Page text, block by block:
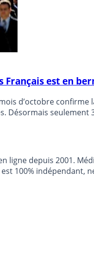
est en
d’octobre
Désormais seulement
ligne depuis 2001.
100% indépendant,